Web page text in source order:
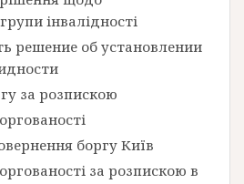
інвалідності
решение об установлении
за розпискою
боргу Київ
за розпискою в